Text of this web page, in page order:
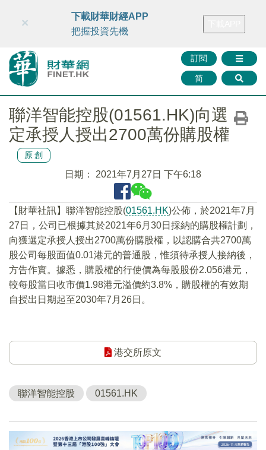
財華智庫網 FINTV FINMETA 財華證券 媒體矩陣
訂閱
简
×
下載財華財經APP
把握投資先機
聯洋智能控股(01561.HK)向選
定承授人授出2700萬份購股權
原創
日期： 2021年7月27日 下午6:18
【財華社訊】聯洋智能控股(01561.HK)公佈，於2021年7月
27日，公司已根據其於2021年6月30日採納的購股權計劃，
向獲選定承授人授出2700萬份購股權，以認購合共2700萬
股公司每股面值0.01港元的普通股，惟須待承授人接納後，
方告作實。據悉，購股權的行使價為每股股份2.056港元，
較每股當日收市價1.98港元溢價約3.8%，購股權的有效期
自授出日期起至2030年7月26日。
港交所原文
聯洋智能控股 01561.HK